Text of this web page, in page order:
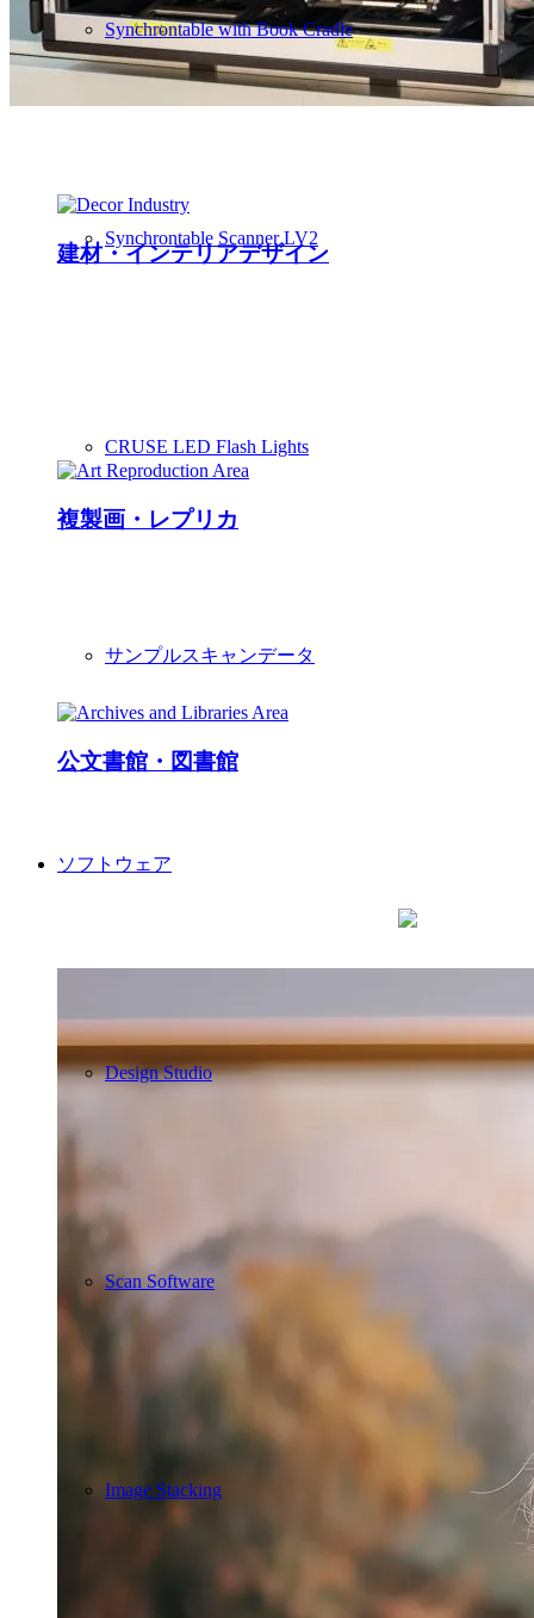
Synchrontable with Book Cradle
Synchrontable Scanner LV2
CRUSE LED Flash Lights
サンプルスキャンデータ
ソフトウェア
Design Studio
Scan Software
Image Stacking
建材・インテリアデザイン
複製画・レプリカ
デジタルコピーはオリジナルの色調や風合いを完
全に再現し、高解像度での出力が可能です。
公文書館・図書館
キャニングをし、傷をつけない作業を行います。
え、ミスと破損を防ぎながら迅速なデジタル化を